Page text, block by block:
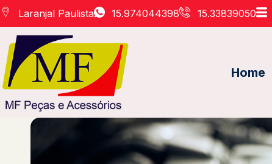
Laranjal Paulista 15.974044398 15.33839050
Home